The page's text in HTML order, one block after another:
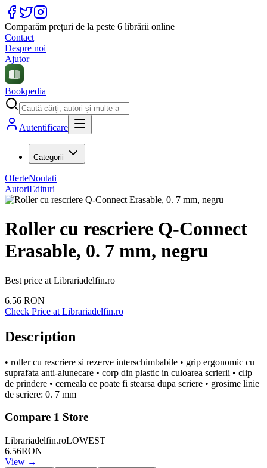
Comparăm prețuri de la peste 6 librării online
Contact
Despre noi
Ajutor
Bookpedia
Autentificare
Categorii
OferteNoutati
AutoriEdituri
Roller cu rescriere Q-Connect
Erasable, 0. 7 mm, negru
Best price at Librariadelfin.ro
6.56 RON
Check Price at Librariadelfin.ro
Description
• roller cu rescriere si rezerve interschimbabile • grip ergonomic cu
suprafata anti-alunecare • corp din plastic in culoarea scrierii • clip
de prindere • cerneala ce poate fi stearsa dupa scriere • grosime linie
de scriere: 0. 7 mm
Compare 1 Store
Librariadelfin.roLOWEST
6.56RON
View →